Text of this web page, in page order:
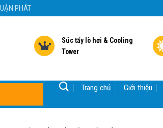
PHÁT
Súc tẩy lò hơi & Cooling
Tower
Trang chủ Giới thiệu